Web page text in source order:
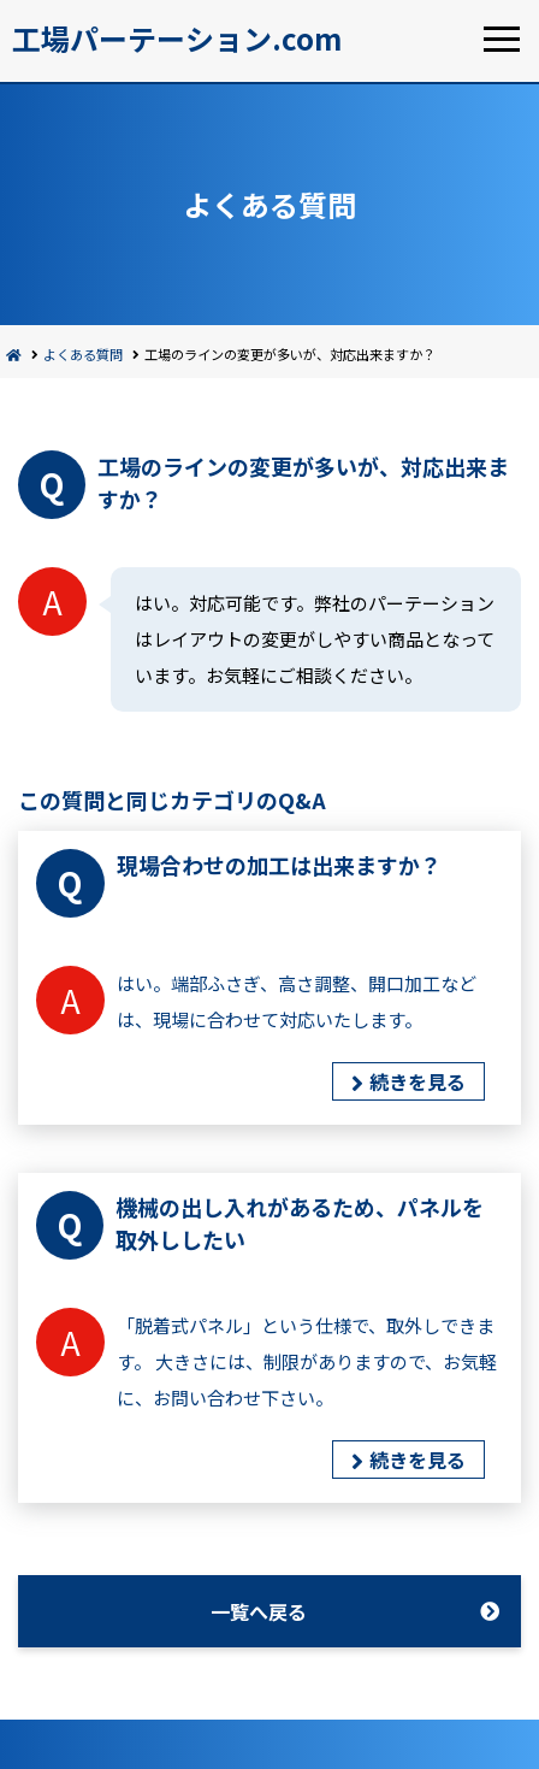
工場パーテーション.com
よくある質問
よくある質問 工場のラインの変更が多いが、対応出来ますか？
工場のラインの変更が多いが、対応出来ま
すか？
はい。対応可能です。弊社のパーテーション
はレイアウトの変更がしやすい商品となって
います。お気軽にご相談ください。
この質問と同じカテゴリのQ&A
現場合わせの加工は出来ますか？
はい。端部ふさぎ、高さ調整、開口加工など
は、現場に合わせて対応いたします。
続きを見る
機械の出し入れがあるため、パネルを
取外ししたい
「脱着式パネル」という仕様で、取外しできま
す。 大きさには、制限がありますので、お気軽
に、お問い合わせ下さい。
続きを見る
一覧へ戻る